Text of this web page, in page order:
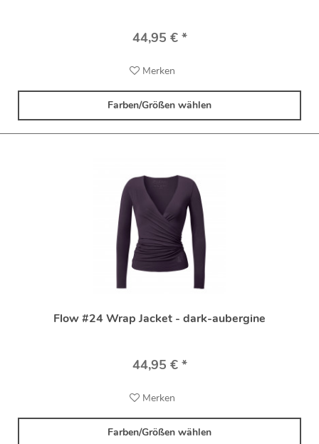
44,95 € *
Merken
Farben/Größen wählen
Flow #24 Wrap Jacket - dark-aubergine
44,95 € *
Merken
Farben/Größen wählen